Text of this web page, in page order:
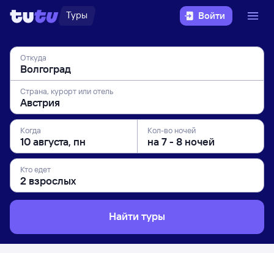
Туры Войти
Откуда
Страна, курорт или отель
Когда Кол-во ночей
Кто едет
Найти туры